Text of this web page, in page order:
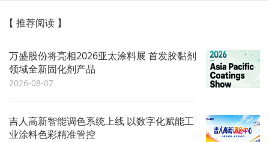
【 推荐阅读 】
万盛股份将亮相2026亚太涂料展 首发胶黏剂
领域全新固化剂产品
2026-08-07
吉人高新智能调色系统上线 以数字化赋能工
业涂料色彩精准管控